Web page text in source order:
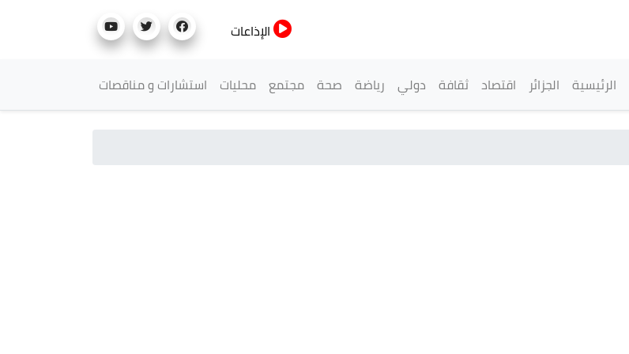
الإذاعات
القائمة الرئيسية
الرئيسية الجزائر اقتصاد ثقافة دولي رياضة صحة مجتمع محليات استشارات و مناقصات